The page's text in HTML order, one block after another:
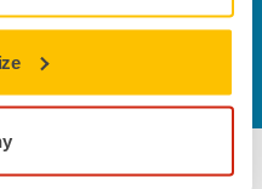
Kontaktujte
Know-how